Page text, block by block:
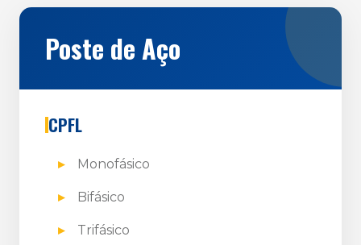
Poste de Aço
CPFL
Monofásico
Bifásico
Trifásico